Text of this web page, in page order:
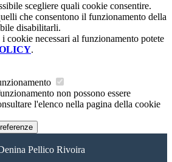
scegliere quali cookie consentire.
che consentono il funzionamento della
disabilitarli.
cookie necessari al funzionamento potete
.
non possono essere
l'elenco nella pagina della cookie
Pellico Rivoira